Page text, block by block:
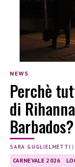
NEWS
Perchè
di
SARA GUGLIELMETTI
CARNEVALE 2026